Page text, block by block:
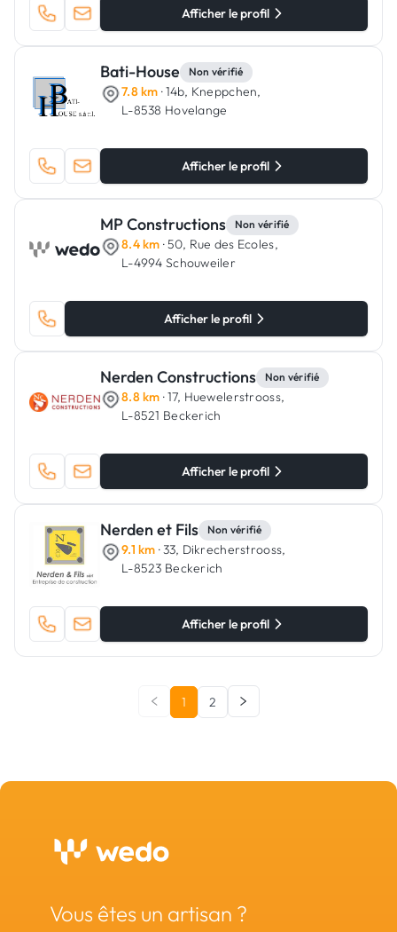
Afficher le profil
Bati-House Non vérifié
7.8 km · 14b, Kneppchen,
L-8538 Hovelange
Afficher le profil
MP Constructions Non vérifié
8.4 km · 50, Rue des Ecoles,
L-4994 Schouweiler
Afficher le profil
Nerden Constructions Non vérifié
8.8 km · 17, Huewelerstrooss,
L-8521 Beckerich
Afficher le profil
Nerden et Fils Non vérifié
9.1 km · 33, Dikrecherstrooss,
L-8523 Beckerich
Afficher le profil
1 2
Vous êtes un artisan ?